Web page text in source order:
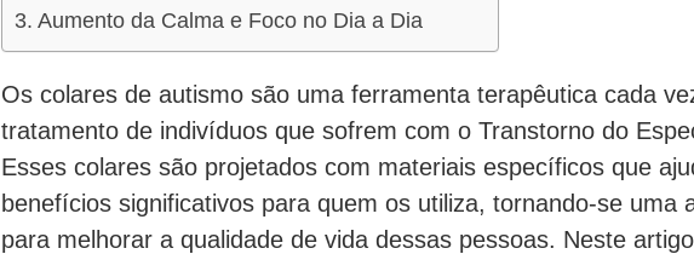
Aumento da Calma e Foco no Dia a Dia
Os colares de autismo são uma ferramenta terapêutica cada
tratamento de indivíduos que sofrem com o Transtorno do
Esses colares são projetados com materiais específicos que
benefícios significativos para quem os utiliza, tornando-se uma
para melhorar a qualidade de vida dessas pessoas. Neste